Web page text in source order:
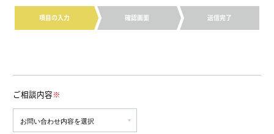
項目の入力 確認画面 送信完了
ご相談内容※